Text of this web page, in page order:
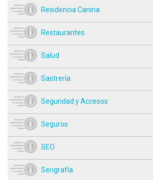
Residencia Canina
Restaurantes
Salud
Sastrería
Seguridad y Accesos
Seguros
SEO
Serigrafía